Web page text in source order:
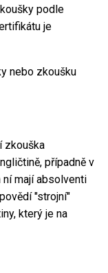
podle
je
nebo zkoušku
zkouška
případně v
ní mají absolventi
"strojní"
který je na